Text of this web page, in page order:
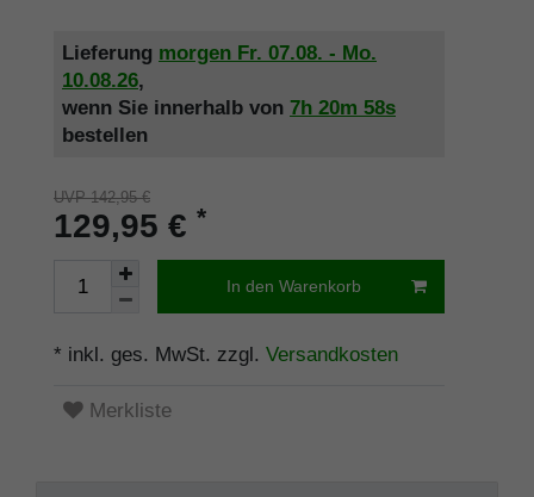
Lieferung morgen Fr. 07.08. - Mo.
10.08.26,
wenn Sie innerhalb von 7h 20m 58s
bestellen
UVP 142,95 €
129,95 € *
In den Warenkorb
* inkl. ges. MwSt. zzgl. Versandkosten
Merkliste